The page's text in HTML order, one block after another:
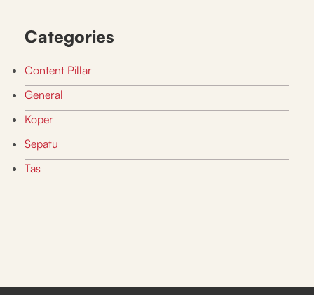
Categories
Content Pillar
General
Koper
Sepatu
Tas